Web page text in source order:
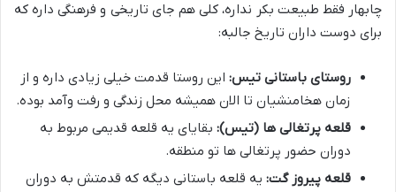
چابهار فقط طبیعت بکر نداره، کلی هم جای تاریخی و فرهنگی داره که
برای دوست داران تاریخ جالبه:
روستای باستانی تیس: این روستا قدمت خیلی زیادی داره و از
زمان هخامنشیان تا الان همیشه محل زندگی و رفت وآمد بوده.
قلعه پرتغالی ها (تیس): بقایای یه قلعه قدیمی مربوط به
دوران حضور پرتغالی ها تو منطقه.
قلعه پیروز گت: یه قلعه باستانی دیگه که قدمتش به دوران